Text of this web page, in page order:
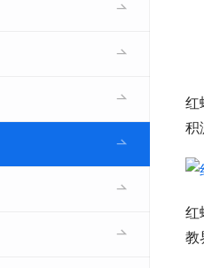
红
积
红
教